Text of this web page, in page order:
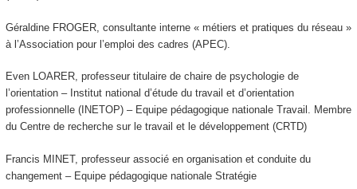
Géraldine FROGER, consultante interne « métiers et pratiques du réseau »
à l’Association pour l’emploi des cadres (APEC).
Even LOARER, professeur titulaire de chaire de psychologie de
l’orientation – Institut national d’étude du travail et d’orientation
professionnelle (INETOP) – Equipe pédagogique nationale Travail. Membre
du Centre de recherche sur le travail et le développement (CRTD)
Francis MINET, professeur associé en organisation et conduite du
changement – Equipe pédagogique nationale Stratégie